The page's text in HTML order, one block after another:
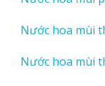
Nước hoa mùi
Nước hoa mùi